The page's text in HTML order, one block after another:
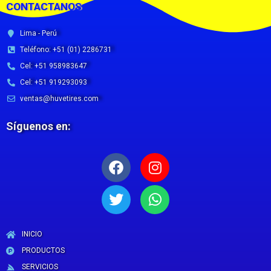
CONTACTANOS
Lima - Perú
Teléfono: +51 (01) 2286731
Cel: +51 958983647
Cel: +51 919293093
ventas@huvetires.com
Síguenos en:
FacebookInstagram
TwitterWhatsapp
INICIO
PRODUCTOS
SERVICIOS